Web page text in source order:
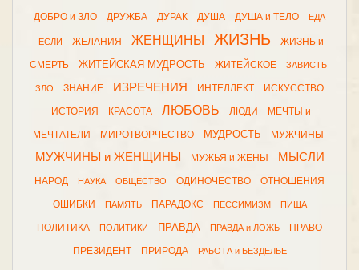
ДОБРО и ЗЛО ДРУЖБА ДУРАК ДУША ДУША и ТЕЛО ЕДА
ЕСЛИ ЖЕЛАНИЯ ЖЕНЩИНЫ ЖИЗНЬ ЖИЗНЬ и
СМЕРТЬ ЖИТЕЙСКАЯ МУДРОСТЬ ЖИТЕЙСКОЕ ЗАВИСТЬ
ЗЛО ЗНАНИЕ ИЗРЕЧЕНИЯ ИНТЕЛЛЕКТ ИСКУССТВО
ИСТОРИЯ КРАСОТА ЛЮБОВЬ ЛЮДИ МЕЧТЫ и
МЕЧТАТЕЛИ МИРОТВОРЧЕСТВО МУДРОСТЬ МУЖЧИНЫ
МУЖЧИНЫ и ЖЕНЩИНЫ МУЖЬЯ и ЖЕНЫ МЫСЛИ
НАРОД НАУКА ОБЩЕСТВО ОДИНОЧЕСТВО ОТНОШЕНИЯ
ОШИБКИ ПАМЯТЬ ПАРАДОКС ПЕССИМИЗМ ПИЩА
ПОЛИТИКА ПОЛИТИКИ ПРАВДА ПРАВДА и ЛОЖЬ ПРАВО
ПРЕЗИДЕНТ ПРИРОДА РАБОТА и БЕЗДЕЛЬЕ